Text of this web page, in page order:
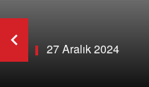
27 Aralık 2024